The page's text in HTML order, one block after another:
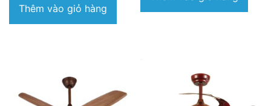
Thêm vào giỏ hàng